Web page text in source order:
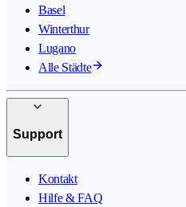
Basel
Winterthur
Lugano
Alle Städte
Support
Kontakt
Hilfe & FAQ